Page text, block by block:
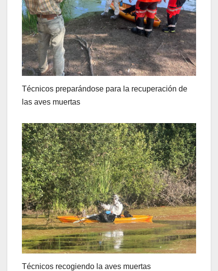
Técnicos preparándose para la recuperación de
las aves muertas
Técnicos recogiendo la aves muertas